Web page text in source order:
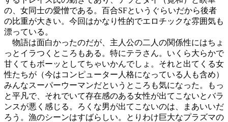
の、女同士の愛憎である。百合SFというぐらいだから後者
の比重が大きい。今回はかなり性的でエロチックな雰囲気も
漂っている。
物語は面白かったのだが、主人公の二人の関係性にはちょ
っとイラつくところもある。特にテラさん。いくら大らかで
甘くてもボーッとしてちゃいかんでしょ。それと出てくる女
性たちが（今はコンピューター人格になっている人も含め）
みんなスーパーウーマンだというところも気になった。もっ
と平凡で、それでいて存在感のある女性が出てこないとバラ
ンスが悪く感じる。ろくな男が出てこないのは、まあいいだ
ろう。漁のシーンはすばらしい。とりわけ巨大なプラズマの